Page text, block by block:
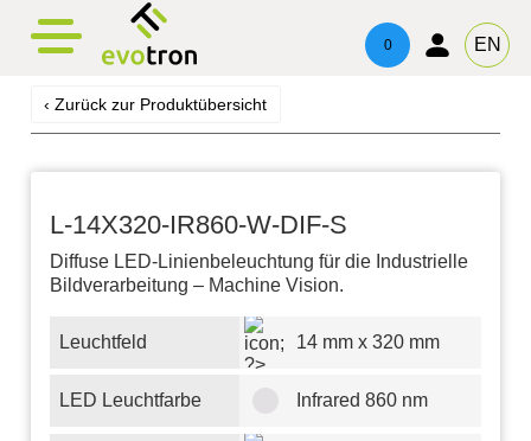
0 EN
‹ Zurück zur Produktübersicht
L-14X320-IR860-W-DIF-S
Diffuse LED-Linienbeleuchtung für die Industrielle
Bildverarbeitung – Machine Vision.
Leuchtfeld 14 mm x 320 mm
LED Leuchtfarbe Infrared 860 nm
evotronControl
evotronacademy